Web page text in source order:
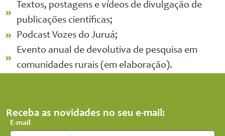
Textos, postagens e vídeos de divulgação de
publicações científicas;
Podcast Vozes do Juruá;
Evento anual de devolutiva de pesquisa em
comunidades rurais (em elaboração).
Receba as novidades no seu e-mail:
E-mail